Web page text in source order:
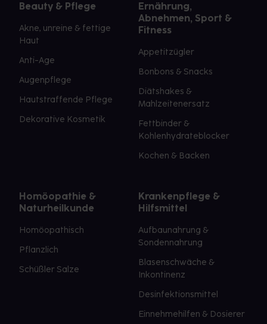
Beauty & Pflege
Akne, unreine & fettige
Haut
Anti-Age
Augenpflege
Hautstraffende Pflege
Dekorative Kosmetik
Ernährung,
Abnehmen, Sport &
Fitness
Appetitzügler
Bonbons & Snacks
Diätshakes &
Mahlzeitenersatz
Fettbinder &
Kohlenhydrateblocker
Kochen & Backen
Homöopathie &
Naturheilkunde
Homöopathisch
Pflanzlich
Schüßler Salze
Krankenpflege &
Hilfsmittel
Aufbaunahrung &
Sondennahrung
Blasenschwäche &
Inkontinenz
Desinfektionsmittel
Einnehmehilfen & Dosierer